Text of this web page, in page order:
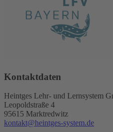
Kontaktdaten
Heintges Lehr- und Lernsystem
Leopoldstraße 4
95615 Marktredwitz
kontakt@heintges-system.de